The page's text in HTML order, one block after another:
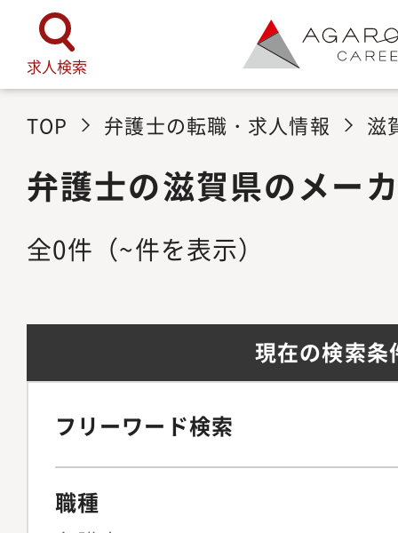
求人検索
TOP 弁護士の転職・求人情報 滋
弁護士の滋賀県のメー
全0件 （~件を表示）
現在の検索条
フリーワード検索
職種